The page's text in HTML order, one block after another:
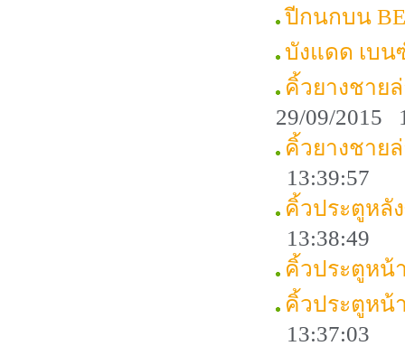
ปีกนกบน
บังแดด เบน
คิ้วยางชาย
29/09/2015
คิ้วยางชาย
13:39:57
คิ้วประตูหลั
13:38:49
คิ้วประตูหน้
คิ้วประตูหน้
13:37:03